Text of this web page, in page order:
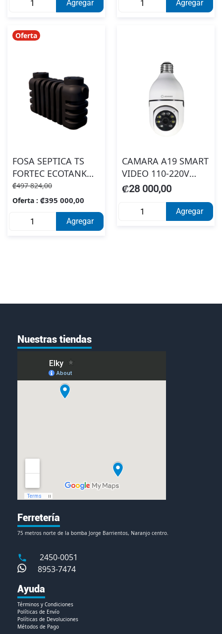
Agregar Agregar
Oferta
FOSA SEPTICA TS
FORTEC ECOTANK
1.500 LTS NEGRO
PROD0000385
₡497 824,00
Oferta
₡395 000,00
Agregar
CAMARA A19 SMART
VIDEO 110-220V
NOM E27
₡28 000,00
Agregar
Nuestras tiendas
Ferretería
75 metros norte de la bomba Jorge Barrientos, Naranjo centro.
2450-0051
8953-7474
Ayuda
Términos y Condiciones
Políticas de Envío
Políticas de Devoluciones
Métodos de Pago